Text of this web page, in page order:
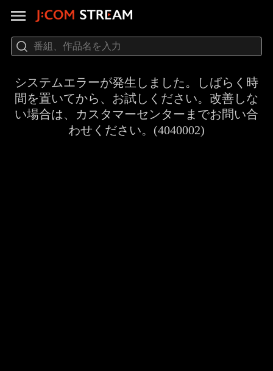
システムエラーが発生しました。しばらく時
間を置いてから、お試しください。改善しな
い場合は、カスタマーセンターまでお問い合
わせください。(4040002)